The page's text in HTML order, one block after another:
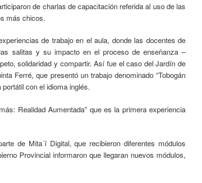
de charlas de capacitación referida al uso de las
más chicos.
de trabajo en el aula, donde las docentes de
salitas y su impacto en el proceso de enseñanza –
solidaridad y compartir. Así fue el caso del Jardín de
Ferré, que presentó un trabajo denominado “Tobogán
con el idioma inglés.
Realidad Aumentada” que es la primera experiencia
de Mita´í Digital, que recibieron diferentes módulos
Provincial informaron que llegaran nuevos módulos,